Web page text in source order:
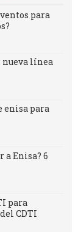
para
línea
enisa para
a Enisa? 6
para
CDTI